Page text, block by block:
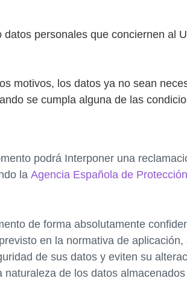
personales que conciernen al
motivos, los datos ya no sean
se cumpla alguna de las
podrá Interponer una
la Agencia Española de
de forma absolutamente
en la normativa de
de sus datos y eviten su
de los datos